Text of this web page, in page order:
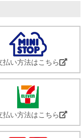
払い方法はこちら
払い方法はこちら